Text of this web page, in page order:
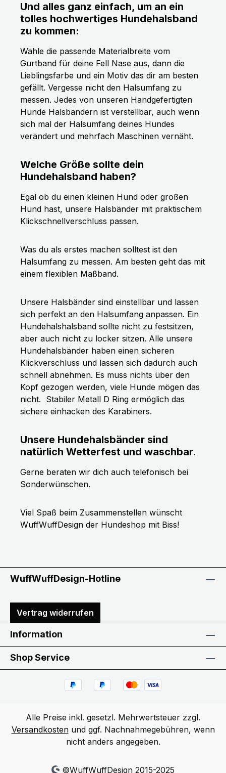
Und alles ganz einfach, um an ein
tolles hochwertiges Hundehalsband
zu kommen:
Wähle die passende Materialbreite vom
Gurtband für deine Fell Nase aus, dann die
Lieblingsfarbe und ein Motiv das dir am besten
gefällt. Vergesse nicht den Halsumfang zu
messen. Jedes von unseren Handgefertigten
Hunde Halsbändern ist verstellbar, auch wenn
sich mal der Halsumfang deines Hundes
verändert und mehrfach Maschinen vernäht.
Welche Größe sollte dein
Hundehalsband haben?
Egal ob du einen kleinen Hund oder großen
Hund hast, unsere Halsbänder mit praktischem
Klickschnellverschluss passen.
Was du als erstes machen solltest ist den
Halsumfang zu messen. Am besten geht das mit
einem flexiblen Maßband.
Unsere Halsbänder sind einstellbar und lassen
sich perfekt an den Halsumfang anpassen. Ein
Hundehalshalsband sollte nicht zu festsitzen,
aber auch nicht zu locker sitzen. Alle unsere
Hundehalsbänder haben einen sicheren
Klickverschluss und lassen sich dadurch auch
schnell abnehmen. Es muss nichts über den
Kopf gezogen werden, viele Hunde mögen das
nicht. Stabiler Metall D Ring ermöglich das
sichere einhacken des Karabiners.
Unsere Hundehalsbänder sind
natürlich Wetterfest und waschbar.
Gerne beraten wir dich auch telefonisch bei
Sonderwünschen.
Viel Spaß beim Zusammenstellen wünscht
WuffWuffDesign der Hundeshop mit Biss!
WuffWuffDesign-Hotline
Vertrag widerrufen
Information
Shop Service
Alle Preise inkl. gesetzl. Mehrwertsteuer zzgl.
Versandkostenund ggf. Nachnahmegebühren, wenn
nicht anders angegeben.
©WuffWuffDesign 2015-2025